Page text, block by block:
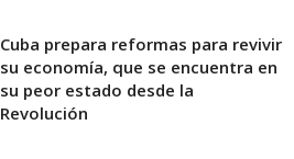
Cuba prepara reformas para revivir
su economía, que se encuentra en
su peor estado desde la
Revolución